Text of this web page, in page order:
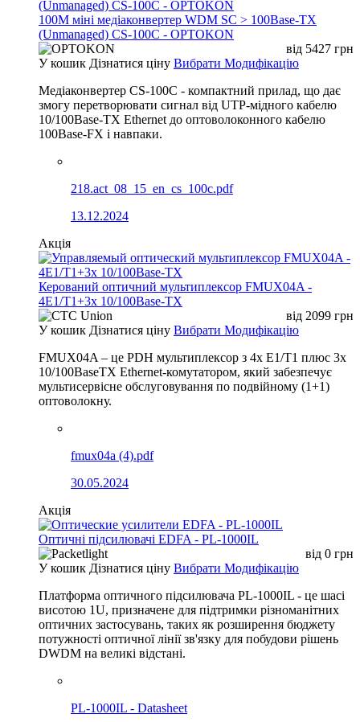
100М міні медіаконвертер WDM SC > 100Base-TX
(Unmanaged) CS-100C - OPTOKON
від 5427 грн
У кошик Дізнатися ціну Вибрати Модифікацію
Медіаконвертер CS-100C - компактний прилад, що дає
змогу перетворювати сигнал від UTP-мідного кабелю
10/100Base-TX Ethernet до оптоволоконного кабелю
100Base-FX і навпаки.
218.act_08_15_en_cs_100c.pdf
13.12.2024
Акція
Керований оптичний мультиплексор FMUX04A -
4E1/T1+3x 10/100Base-TX
від 2099 грн
У кошик Дізнатися ціну Вибрати Модифікацію
FMUX04A – це PDH мультиплексор з 4x E1/T1 плюс 3x
10/100BaseTX Ethernet-комутатором, який забезпечує
мультисервісне обслуговування по подвійному (1+1)
оптоволокну.
fmux04a (4).pdf
30.05.2024
Акція
Оптичні підсилювачі EDFA - PL-1000IL
від 0 грн
У кошик Дізнатися ціну Вибрати Модифікацію
Платформа оптичного підсилювача PL-1000IL - це шасі
висотою 1U, призначене для підтримки різноманітних
оптичних застосувань, таких як розширення бюджету
потужності оптичної лінії зв'язку для побудови рішень
DWDM на великі відстані.
PL-1000IL - Datasheet